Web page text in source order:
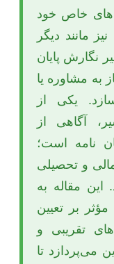
خاص خود
مانند دیگر
نگارش پایان
به مشاوره یا
یکی از
آگاهی از
نامه است؛
و تحصیلی
این مقاله به
بر تعیین
تقریبی و
می‌پردازد تا